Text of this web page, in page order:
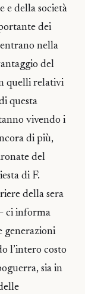
e della società
dei
nella
del
quelli relativi
questa
vivendo i
di più,
del
di F.
della sera
ci informa
generazioni
l’intero costo
sia in